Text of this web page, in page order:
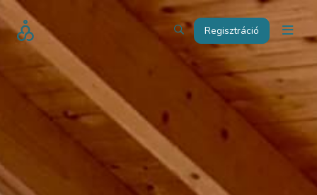
Regisztráció